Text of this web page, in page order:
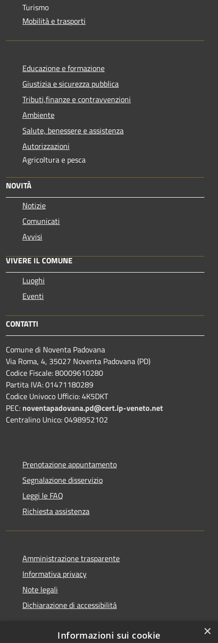
Turismo
Mobilità e trasporti
Educazione e formazione
Giustizia e sicurezza pubblica
Tributi,finanze e contravvenzioni
Ambiente
Salute, benessere e assistenza
Autorizzazioni
Agricoltura e pesca
NOVITÀ
Notizie
Comunicati
Avvisi
VIVERE IL COMUNE
Luoghi
Eventi
CONTATTI
Comune di Noventa Padovana
Via Roma, 4, 35027 Noventa Padovana (PD)
Codice Fiscale: 80009610280
Partita IVA: 01471180289
Codice Univoco Ufficio: 4K5DKT
PEC: noventapadovana.pd@cert.ip-veneto.net
Centralino Unico: 0498952102
Prenotazione appuntamento
Segnalazione disservizio
Leggi le FAQ
Richiesta assistenza
Amministrazione trasparente
Informativa privacy
Note legali
Dichiarazione di accessibilità
×
Informazioni sui cookie